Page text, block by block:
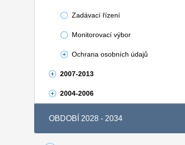
Zadávací řízení
Monitorovací výbor
Ochrana osobních údajů
2007-2013
2004-2006
OBDOBÍ 2028 - 2034